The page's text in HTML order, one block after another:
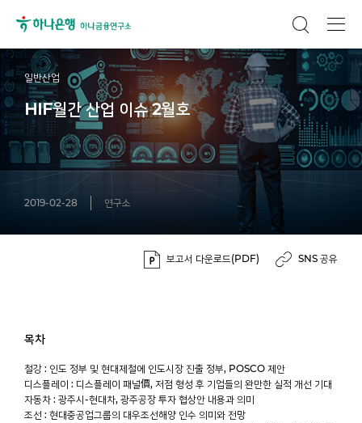
일반산업
HIF월간 산업 이슈 2월호
2019-02-28 연구소
보고서 다운로드(PDF) SNS 공유
목차
철강 : 인도 정부 및 현대제철에 인도시장 진출 정부, POSCO 제안
디스플레이 : 디스플레이 패널價, 저점 형성 후 기업들의 완만한 실적 개선 기대
자동차 : 광주시-현대차, 광주공장 투자 협상안 내용과 의미
조선 : 현대중공업그룹의 대우조선해양 인수 의미와 전망